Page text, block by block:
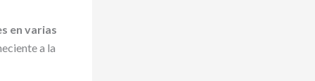
en varias
a la